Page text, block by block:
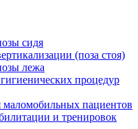
сидя
(поза стоя)
лежа
процедур
пациентов
и тренировок